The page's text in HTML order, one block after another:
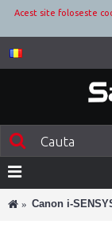
Acest site foloseste
Canon i-